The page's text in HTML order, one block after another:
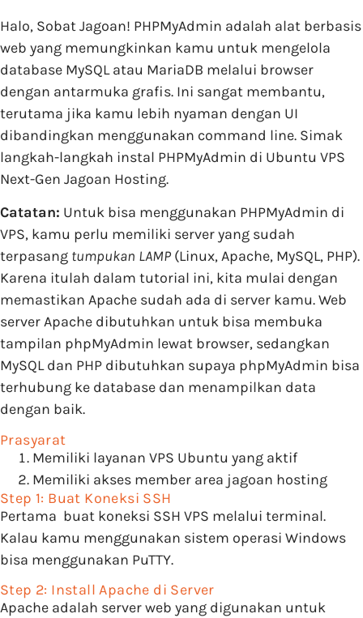
Halo, Sobat Jagoan! PHPMyAdmin adalah alat berbasis
web yang memungkinkan kamu untuk mengelola
database MySQL atau MariaDB melalui browser
dengan antarmuka grafis. Ini sangat membantu,
terutama jika kamu lebih nyaman dengan UI
dibandingkan menggunakan command line. Simak
langkah-langkah instal PHPMyAdmin di Ubuntu VPS
Next-Gen Jagoan Hosting.
Catatan: Untuk bisa menggunakan PHPMyAdmin di
VPS, kamu perlu memiliki server yang sudah
terpasang tumpukan LAMP (Linux, Apache, MySQL, PHP).
Karena itulah dalam tutorial ini, kita mulai dengan
memastikan Apache sudah ada di server kamu. Web
server Apache dibutuhkan untuk bisa membuka
tampilan phpMyAdmin lewat browser, sedangkan
MySQL dan PHP dibutuhkan supaya phpMyAdmin bisa
terhubung ke database dan menampilkan data
dengan baik.
Prasyarat
Memiliki layanan VPS Ubuntu yang aktif
Memiliki akses member area jagoan hosting
Step 1: Buat Koneksi SSH
Pertama buat koneksi SSH VPS melalui terminal.
Kalau kamu menggunakan sistem operasi Windows
bisa menggunakan PuTTY.
Step 2: Install Apache di Server
Apache adalah server web yang digunakan untuk